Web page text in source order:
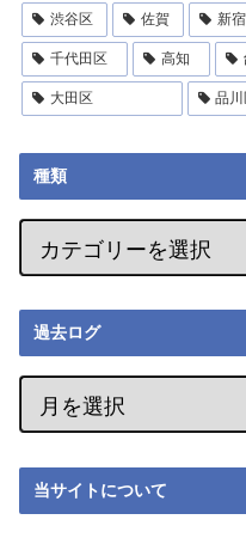
渋谷区 佐賀 新
千代田区 高知
大田区 品
種類
過去ログ
当サイトについて